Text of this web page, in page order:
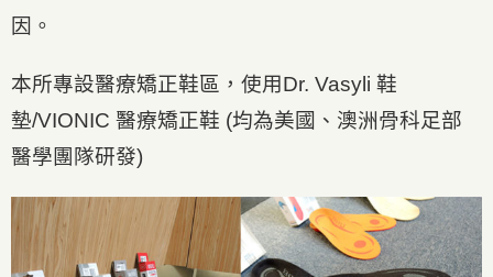
因。
本所專設醫療矯正鞋區，使用Dr. Vasyli 鞋
墊/VIONIC 醫療矯正鞋 (均為美國、澳洲骨科足部
醫學團隊研發)